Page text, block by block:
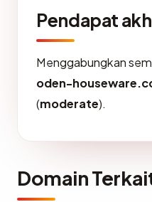
Pendapat
Menggabungkan
oden-
(moderate).
Domain